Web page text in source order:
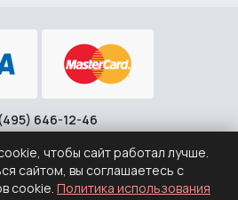
ООО "Заводские Окна"
cookie
646-12-46
чтобы сайт работал лучше.
сайтом, вы соглашаетесь с
cookie. Политика использования